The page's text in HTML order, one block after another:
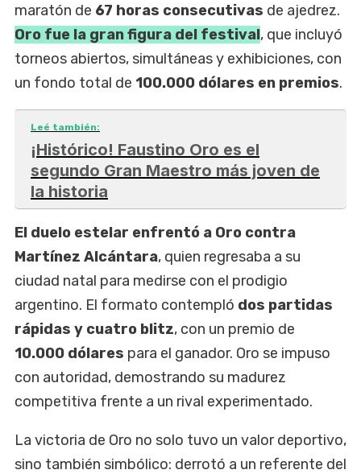
maratón de 67 horas consecutivas de ajedrez.
Oro fue la gran figura del festival, que incluyó
torneos abiertos, simultáneas y exhibiciones, con
un fondo total de 100.000 dólares en premios.
Leé también:
¡Histórico! Faustino Oro es el
segundo Gran Maestro más joven de
la historia
El duelo estelar enfrentó a Oro contra
Martínez Alcántara, quien regresaba a su
ciudad natal para medirse con el prodigio
argentino. El formato contempló dos partidas
rápidas y cuatro blitz, con un premio de
10.000 dólares para el ganador. Oro se impuso
con autoridad, demostrando su madurez
competitiva frente a un rival experimentado.
La victoria de Oro no solo tuvo un valor deportivo,
sino también simbólico: derrotó a un referente del